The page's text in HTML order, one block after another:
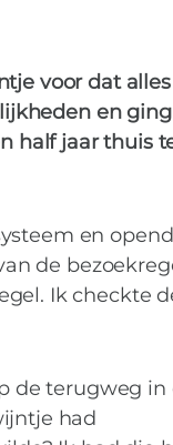
voor dat alles
en
half jaar thuis
en
de
Ik checkte
de terugweg in
had